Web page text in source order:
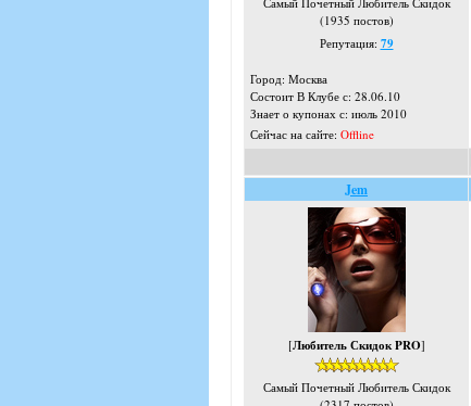
(1935 постов)
Репутация: 79
Город: Москва
Состоит В Клубе с: 28.06.10
Знает о купонах с: июль 2010
Сейчас на сайте: Offline
Jem
[Любитель Скидок PRO]
Самый Почетный Любитель Скидок